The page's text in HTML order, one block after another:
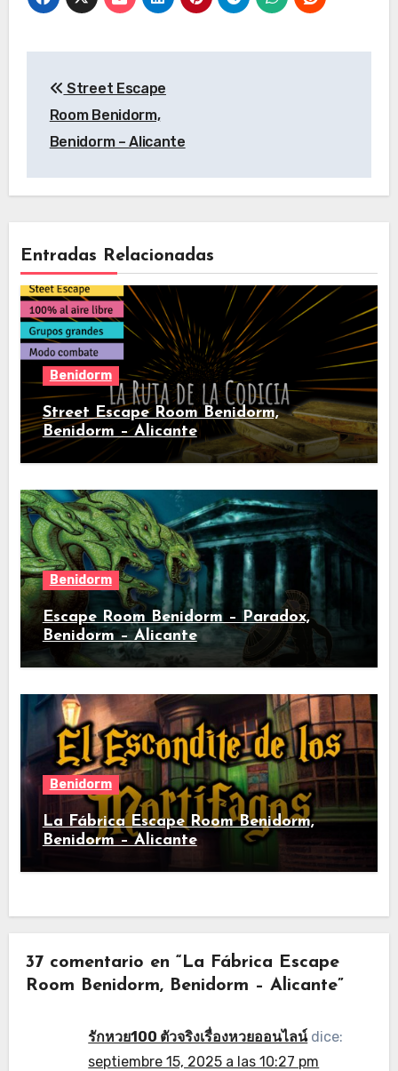
de
entradas
Street Escape
Room Benidorm,
Benidorm – Alicante
Entradas Relacionadas
Benidorm
Street Escape Room Benidorm,
Benidorm – Alicante
Benidorm
Escape Room Benidorm – Paradox,
Benidorm – Alicante
Benidorm
La Fábrica Escape Room Benidorm,
Benidorm – Alicante
37 comentario en “La Fábrica Escape
Room Benidorm, Benidorm – Alicante”
รักหวย100 ตัวจริงเรื่องหวยออนไลน์ dice:
septiembre 15, 2025 a las 10:27 pm